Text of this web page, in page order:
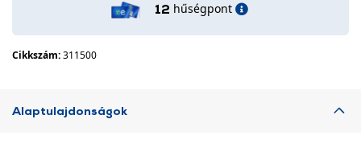
12 hűségpont
Cikkszám:311500
Alaptulajdonságok